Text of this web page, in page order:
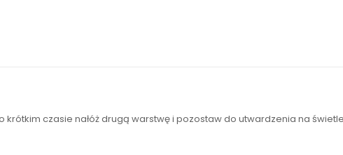
czasie nałóż drugą warstwę i pozostaw do utwardzenia na